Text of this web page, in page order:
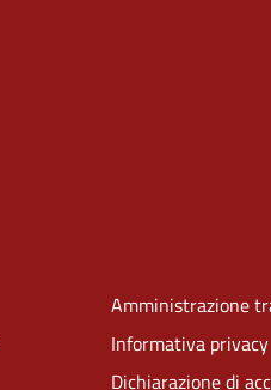
Amministrazione
Informativa privacy
Dichiarazione di